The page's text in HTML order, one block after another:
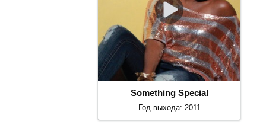
Something Special
Год выхода: 2011